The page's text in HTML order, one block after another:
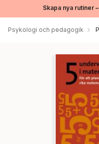
Skapa nya rutiner
Psykologi och pedagogik